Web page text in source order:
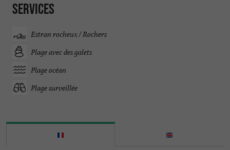
Services
Estran rocheux / Rochers
Plage avec des galets
Plage océan
Plage surveillée